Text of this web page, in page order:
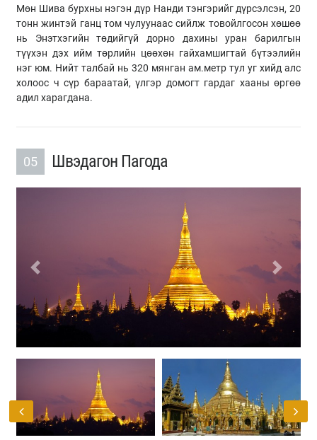
Мөн Шива бурхны нэгэн дүр Нанди тэнгэрийг дүрсэлсэн, 20
тонн жинтэй ганц том чулуунаас сийлж товойлгосон хөшөө
нь Энэтхэгийн төдийгүй дорно дахины уран барилгын
түүхэн дэх ийм төрлийн цөөхөн гайхамшигтай бүтээлийн
нэг юм. Нийт талбай нь 320 мянган ам.метр тул уг хийд алс
холоос ч сүр бараатай, үлгэр домогт гардаг хааны өргөө
адил харагдана.
05 Швэдагон Пагода
Previous Next